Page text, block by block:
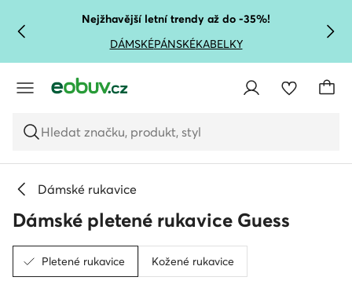
PŘEJÍT NA HLAVNÍ OBSAH
PŘEJÍT NA VYHLEDÁVÁNÍ
Nejžhavější letní trendy až do -35%!
DÁMSKÉPÁNSKÉKABELKY
Hledat značku, produkt, styl
Dámské rukavice
Dámské pletené rukavice Guess
Pletené rukavice Kožené rukavice